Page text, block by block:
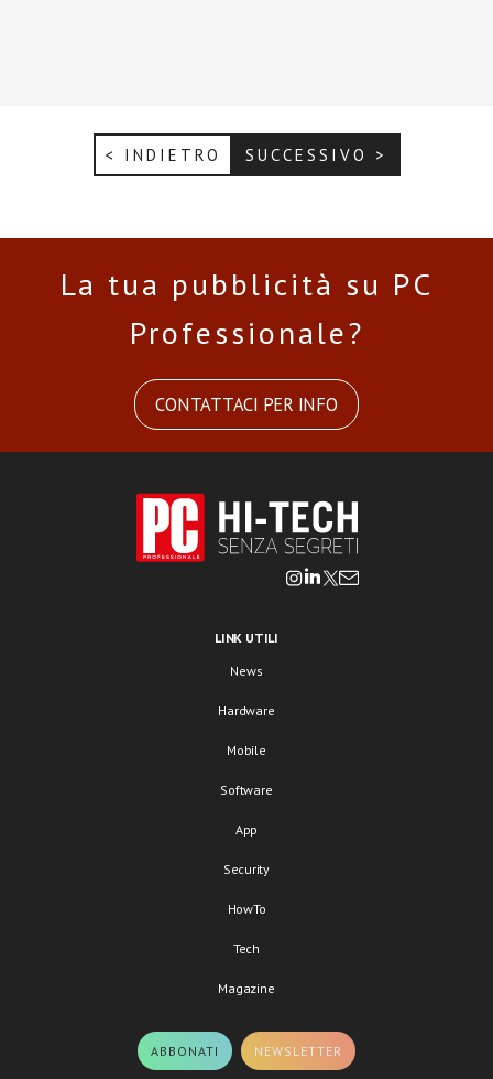
< INDIETRO SUCCESSIVO >
La tua pubblicità su PC
Professionale?
CONTATTACI PER INFO
LINK UTILI
News
Hardware
Mobile
Software
App
Security
HowTo
Tech
Magazine
ABBONATI NEWSLETTER